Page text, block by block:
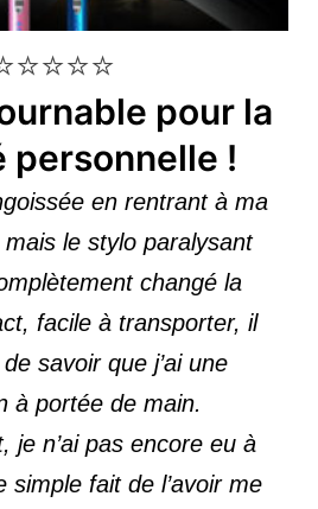
pour la
personnelle !
en rentrant à ma
le stylo paralysant
changé la
facile à transporter, il
savoir que j’ai une
à portée de main.
je n’ai pas encore eu à
simple fait de l’avoir me